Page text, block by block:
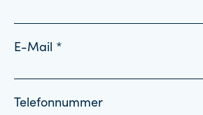
E-Mail *
Telefonnummer